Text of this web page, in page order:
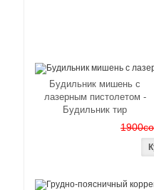
Будильник мишень с
лазерным пистолетом -
Будильник тир